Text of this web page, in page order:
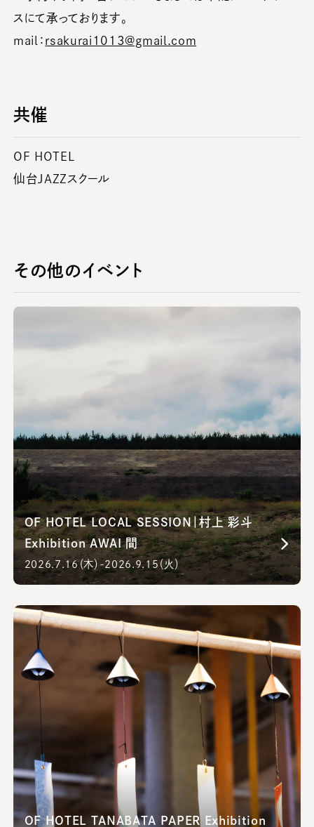
スにて承っております。
mail： rsakurai1013@gmail.com
共催
OF HOTEL
仙台JAZZスクール
その他のイベント
OF HOTEL LOCAL SESSION｜村上 彩斗
Exhibition AWAI 間
2026.7.16（木）-2026.9.15（火）
OF HOTEL TANABATA PAPER Exhibition